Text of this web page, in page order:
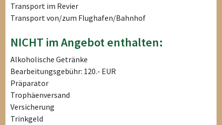
Transport im Revier
Transport von/zum Flughafen/Bahnhof
NICHT im Angebot enthalten:
Alkoholische Getränke
Bearbeitungsgebühr: 120.- EUR
Präparator
Trophäenversand
Versicherung
Trinkgeld